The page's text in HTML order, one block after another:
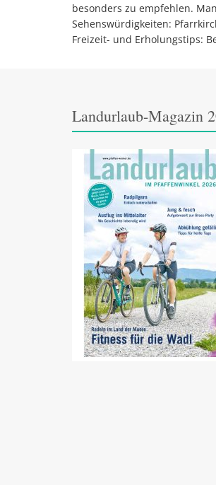
besonders zu empfehlen.
Sehenswürdigkeiten:
Freizeit- und Erholungstips:
Landurlaub-Magazin